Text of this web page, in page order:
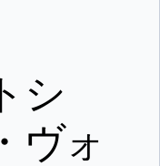
シ
ヴォ